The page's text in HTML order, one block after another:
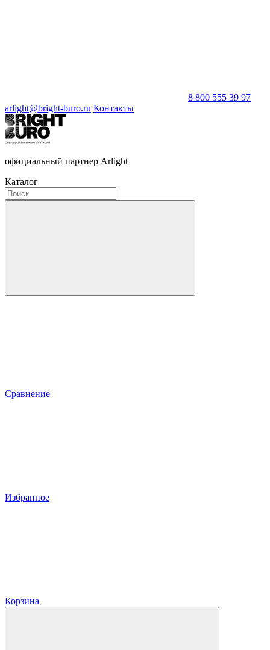
8 800 555 39 97
arlight@bright-buro.ru Контакты
официальный партнер Arlight
Каталог
Сравнение
Избранное
Корзина